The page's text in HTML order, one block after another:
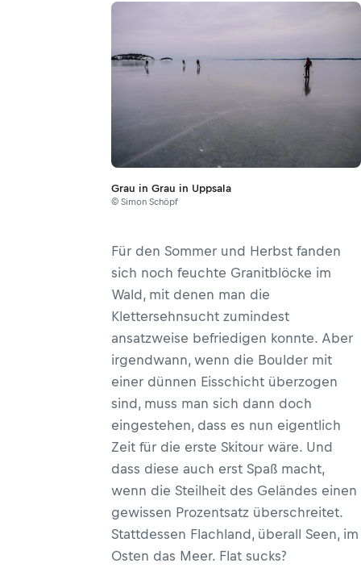
Grau in Grau in Uppsala
© Simon Schöpf
Für den Sommer und Herbst fanden
sich noch feuchte Granitblöcke im
Wald, mit denen man die
Klettersehnsucht zumindest
ansatzweise befriedigen konnte. Aber
irgendwann, wenn die Boulder mit
einer dünnen Eisschicht überzogen
sind, muss man sich dann doch
eingestehen, dass es nun eigentlich
Zeit für die erste Skitour wäre. Und
dass diese auch erst Spaß macht,
wenn die Steilheit des Geländes einen
gewissen Prozentsatz überschreitet.
Stattdessen Flachland, überall Seen, im
Osten das Meer. Flat sucks?